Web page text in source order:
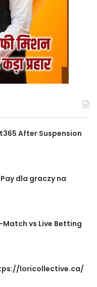
After Suspension
dla graczy na
vs Live Betting
loricollective.ca/